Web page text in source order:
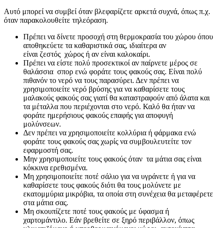
Αυτό μπορεί να συμβεί όταν βλεφαρίζετε αρκετά συχνά, όπως π.χ.
όταν παρακολουθείτε τηλεόραση.
Πρέπει να δίνετε προσοχή στη θερμοκρασία του χώρου όπου
αποθηκεύετε τα καθαριστικά σας, ιδιαίτερα αν
είναι ζεστός χώρος ή αν είναι καλοκαίρι.
Πρέπει να είστε πολύ προσεκτικοί αν παίρνετε μέρος σε
θαλάσσια σπορ ενώ φοράτε τους φακούς σας. Είναι πολύ
πιθανόν το νερό να τους παρασύρει. Δεν πρέπει να
χρησιμοποιείτε νερό βρύσης για να καθαρίσετε τους
μαλακούς φακούς σας γιατί θα καταστραφούν από άλατα και
τα μέταλλα που περιέχονται στο νερό. Καλό θα ήταν να
φοράτε ημερήσιους φακούς επαφής για αποφυγή
μολύνσεων.
Δεν πρέπει να χρησιμοποιείτε κολλύρια ή φάρμακα ενώ
φοράτε τους φακούς σας χωρίς να συμβουλευτείτε τον
εφαρμοστή σας.
Μην χρησιμοποιείτε τους φακούς όταν τα μάτια σας είναι
κόκκινα ερεθισμένα.
Μη χρησιμοποιείτε ποτέ σάλιο για να υγράνετε ή για να
καθαρίσετε τους φακούς διότι θα τους μολύνετε με
εκατομμύρια μικρόβια, τα οποία στη συνέχεια θα μεταφέρετε
στα μάτια σας.
Μη σκουπίζετε ποτέ τους φακούς με ύφασμα ή
χαρτομάντιλο. Εάν βρεθείτε σε ξηρό περιβάλλον, όπως